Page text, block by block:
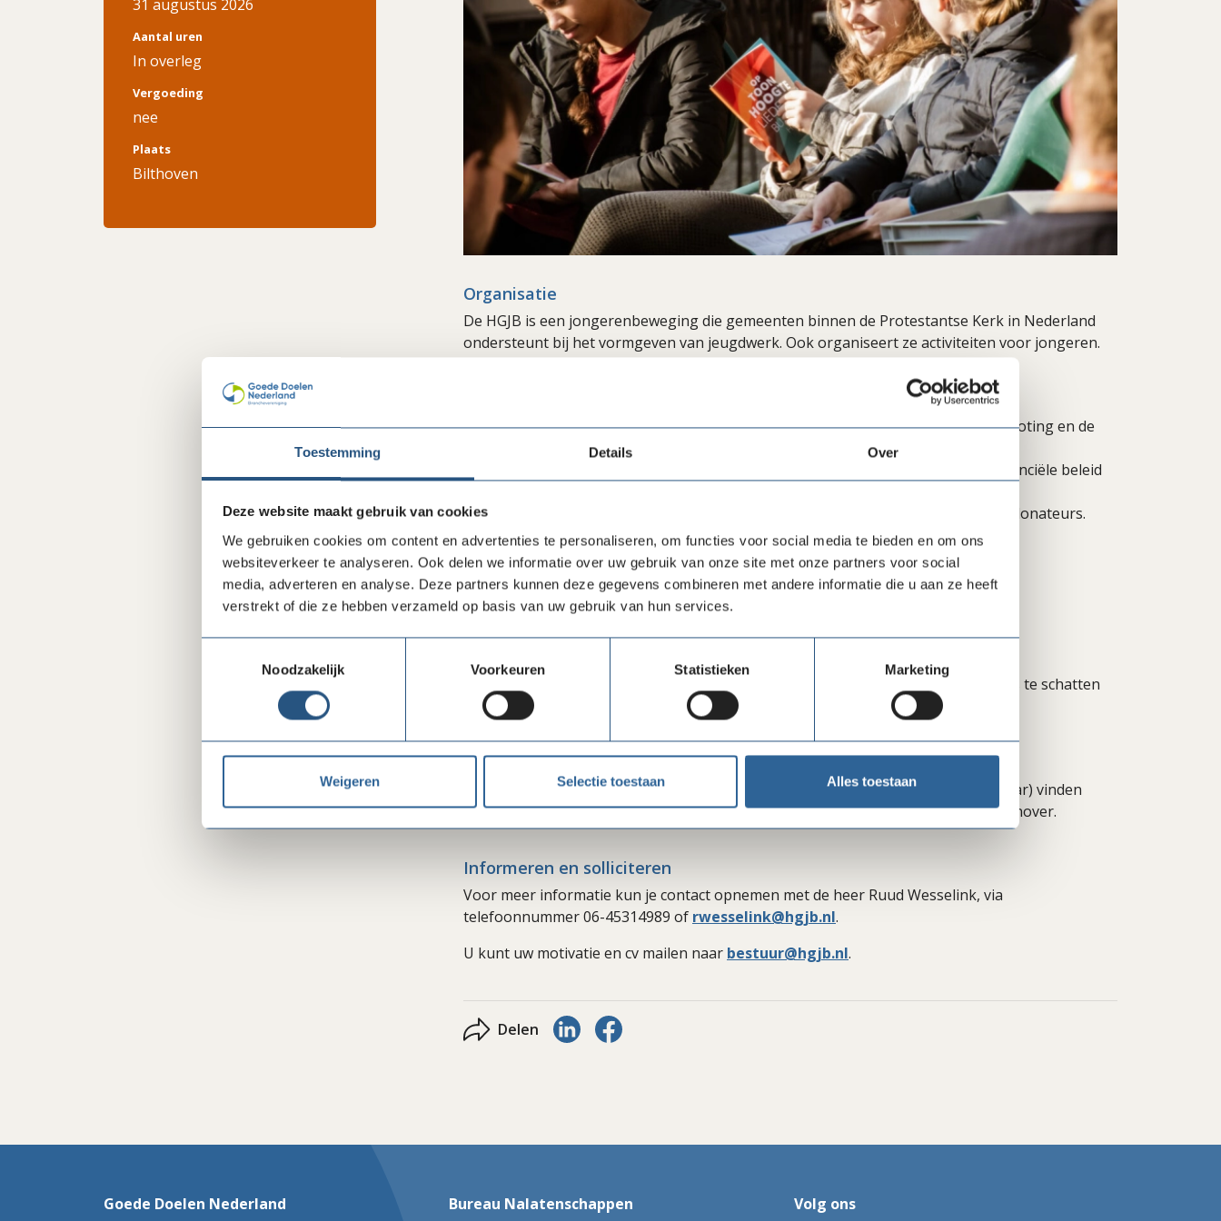
Toestemming Details Over
Deze website maakt gebruik van cookies
We gebruiken cookies om content en advertenties te personaliseren, om functies voor social media te bieden en om ons
websiteverkeer te analyseren. Ook delen we informatie over uw gebruik van onze site met onze partners voor social
media, adverteren en analyse. Deze partners kunnen deze gegevens combineren met andere informatie die u aan ze heeft
verstrekt of die ze hebben verzameld op basis van uw gebruik van hun services.
Noodzakelijk
Voorkeuren Statistieken Marketing
Weigeren Selectie toestaan Alles toestaan
Organisatie
De HGJB is een jongerenbeweging die gemeenten binnen de Protestantse Kerk in Nederland
ondersteunt bij het vormgeven van jeugdwerk. Ook organiseert ze activiteiten voor jongeren.
Is namens het bestuur verantwoordelijk voor de planningscyclus van de begroting en de
Is namens het bestuur verantwoordelijk voor de verantwoording van het financiële beleid
Is namens het bestuur verantwoordelijk voor inkomsten van gemeenten en donateurs.
Functie-eisen en profiel
Heeft bij voorkeur affiniteit met non-profit organisaties;
Heeft kennis en ervaring in het aansturen van financiële processen;
Is een overlegpartner van de accountant;
Sparringpartner/adviseur voor directie en financiële manager;
In staat de door de arbeidsorganisatie en accountant aangeleverde gegevens te schatten
op hun waarde.
Ons aanbod
Wij bieden een veelzijdige functie binnen het bestuur. De vergaderingen (9 per jaar) vinden
plaats in de avondenuren in Bilthoven. Hier staat een reiskostenvergoeding tegenover.
Informeren en solliciteren
Voor meer informatie kun je contact opnemen met de heer Ruud Wesselink, via
telefoonnummer 06-45314989 of rwesselink@hgjb.nl.
U kunt uw motivatie en cv mailen naar bestuur@hgjb.nl.
Delen Delen via LinkedIn
Delen via Facebook
31 augustus 2026
Aantal uren
In overleg
Vergoeding
nee
Plaats
Bilthoven
Goede Doelen Nederland Bureau Nalatenschappen Volg ons